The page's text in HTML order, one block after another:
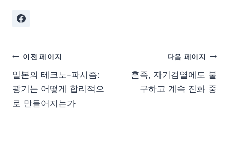
이전 페이지
일본의 테크노-파시즘:
광기는 어떻게 합리적으
로 만들어지는가
다음 페이지
혼족, 자기검열에도 불
구하고 계속 진화 중